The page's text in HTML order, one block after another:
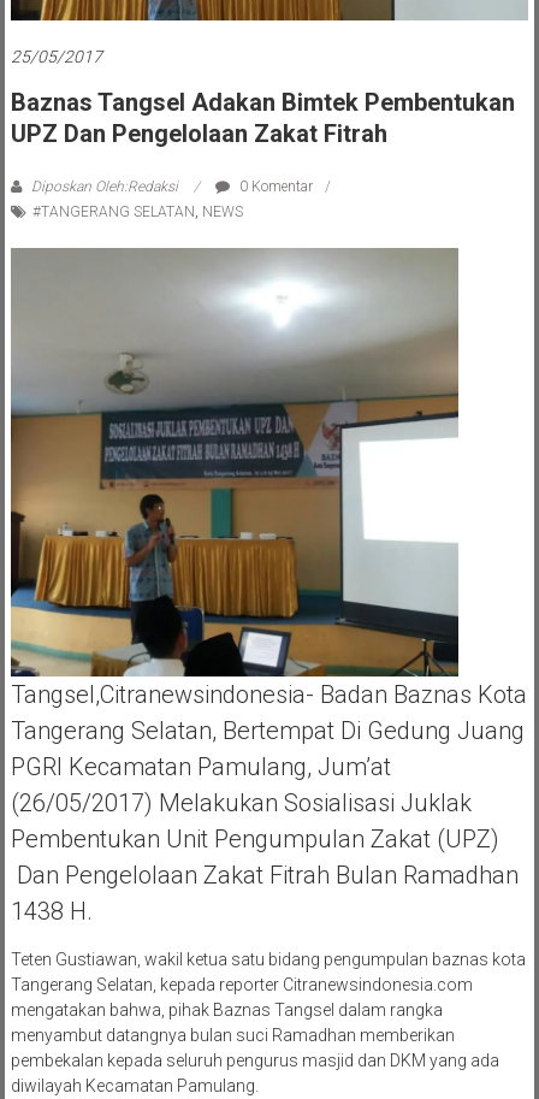
25/05/2017
Baznas Tangsel Adakan Bimtek Pembentukan
UPZ Dan Pengelolaan Zakat Fitrah
Diposkan Oleh:Redaksi
0 Komentar
#TANGERANG SELATAN, NEWS
Tangsel,Citranewsindonesia- Badan Baznas Kota
Tangerang Selatan, Bertempat Di Gedung Juang
PGRI Kecamatan Pamulang, Jum’at
(26/05/2017) Melakukan Sosialisasi Juklak
Pembentukan Unit Pengumpulan Zakat (UPZ)
Dan Pengelolaan Zakat Fitrah Bulan Ramadhan
1438 H.
Teten Gustiawan, wakil ketua satu bidang pengumpulan baznas kota
Tangerang Selatan, kepada reporter Citranewsindonesia.com
mengatakan bahwa, pihak Baznas Tangsel dalam rangka
menyambut datangnya bulan suci Ramadhan memberikan
pembekalan kepada seluruh pengurus masjid dan DKM yang ada
diwilayah Kecamatan Pamulang.